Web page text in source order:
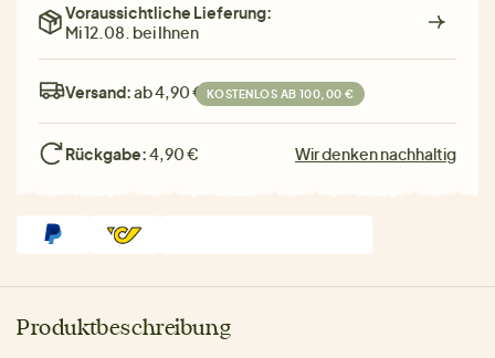
Voraussichtliche Lieferung:
Mi 12.08. bei Ihnen
Versand:ab 4,90 € KOSTENLOS AB 100,00 €
Rückgabe:4,90 € Wir denken nachhaltig
Produktbeschreibung